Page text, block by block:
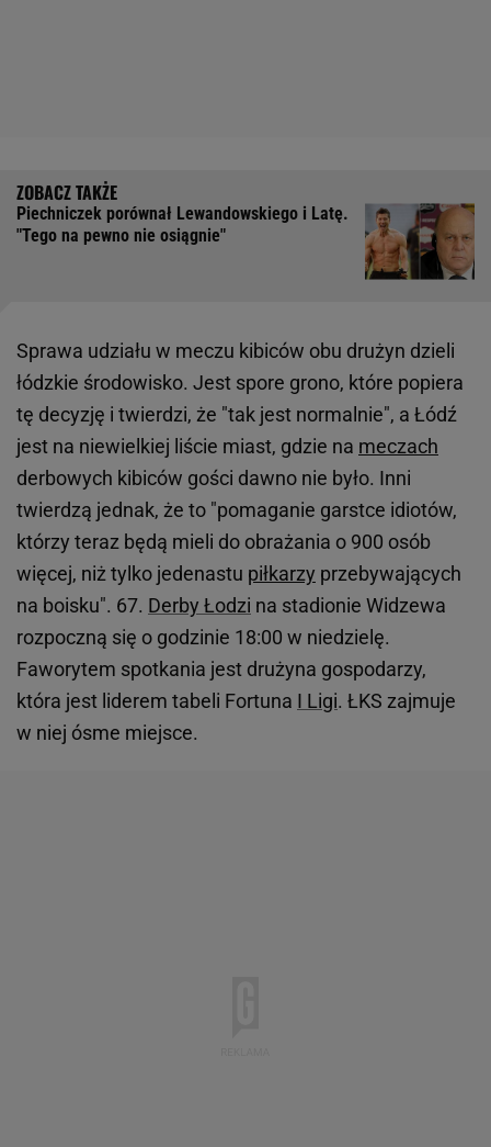
Piechniczek porównał Lewandowskiego i Latę.
"Tego na pewno nie osiągnie"
Sprawa udziału w meczu kibiców obu drużyn dzieli
łódzkie środowisko. Jest spore grono, które popiera
tę decyzję i twierdzi, że "tak jest normalnie", a Łódź
jest na niewielkiej liście miast, gdzie na meczach
derbowych kibiców gości dawno nie było. Inni
twierdzą jednak, że to "pomaganie garstce idiotów,
którzy teraz będą mieli do obrażania o 900 osób
więcej, niż tylko jedenastu piłkarzy przebywających
na boisku". 67. Derby Łodzi na stadionie Widzewa
rozpoczną się o godzinie 18:00 w niedzielę.
Faworytem spotkania jest drużyna gospodarzy,
która jest liderem tabeli Fortuna I Ligi. ŁKS zajmuje
w niej ósme miejsce.